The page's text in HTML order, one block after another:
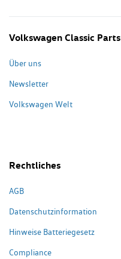
Volkswagen Classic Parts
Über uns
Newsletter
Volkswagen Welt
Rechtliches
AGB
Datenschutzinformation
Hinweise Batteriegesetz
Compliance